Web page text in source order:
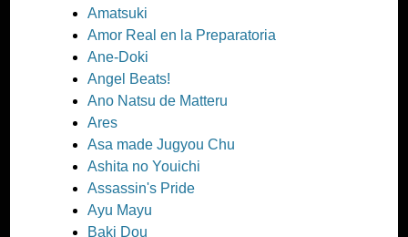
Amatsuki
Amor Real en la Preparatoria
Ane-Doki
Angel Beats!
Ano Natsu de Matteru
Ares
Asa made Jugyou Chu
Ashita no Youichi
Assassin's Pride
Ayu Mayu
Baki Dou